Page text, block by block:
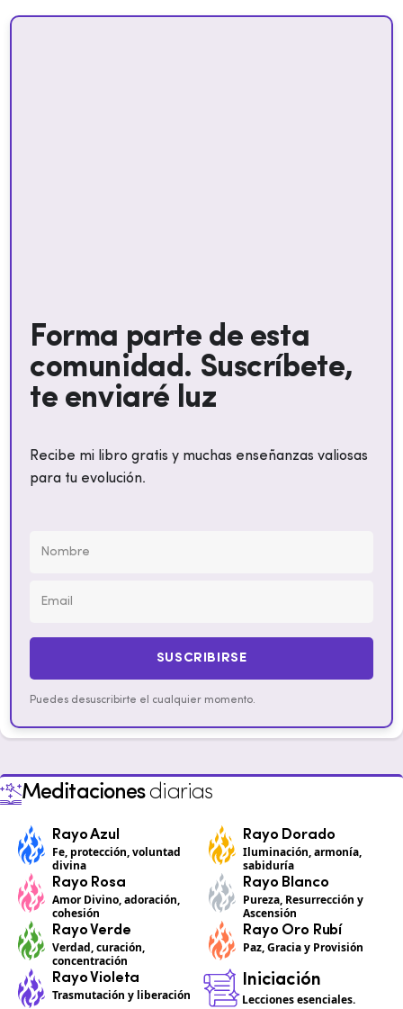
Forma parte de esta
comunidad. Suscríbete,
te enviaré luz
Recibe mi libro gratis y muchas enseñanzas valiosas
para tu evolución.
SUSCRIBIRSE
Puedes desuscribirte el cualquier momento.
Meditacionesdiarias
Rayo Azul
Fe, protección, voluntad
divina
Rayo Dorado
Iluminación, armonía,
sabiduría
Rayo Rosa
Amor Divino, adoración,
cohesión
Rayo Blanco
Pureza, Resurrección y
Ascensión
Rayo Verde
Verdad, curación,
concentración
Rayo Oro Rubí
Paz, Gracia y Provisión
Rayo Violeta
Trasmutación y liberación
Iniciación
Lecciones esenciales.